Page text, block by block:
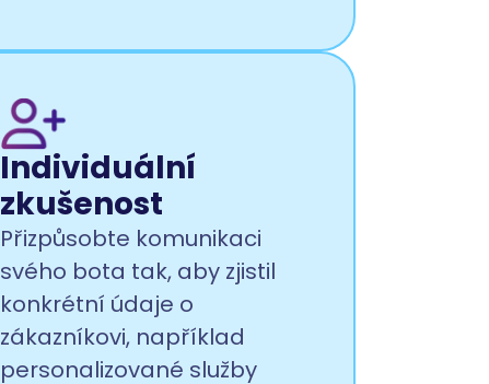
Individuální
zkušenost
Přizpůsobte komunikaci
svého bota tak, aby zjistil
konkrétní údaje o
zákazníkovi, například
personalizované služby